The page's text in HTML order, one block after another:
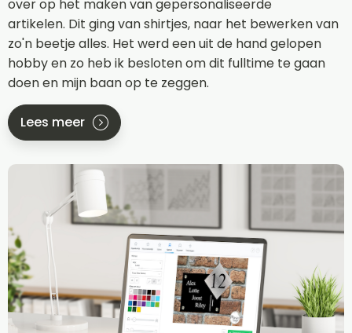
over op het maken van gepersonaliseerde
artikelen. Dit ging van shirtjes, naar het bewerken van
zo'n beetje alles. Het werd een uit de hand gelopen
hobby en zo heb ik besloten om dit fulltime te gaan
doen en mijn baan op te zeggen.
Lees meer